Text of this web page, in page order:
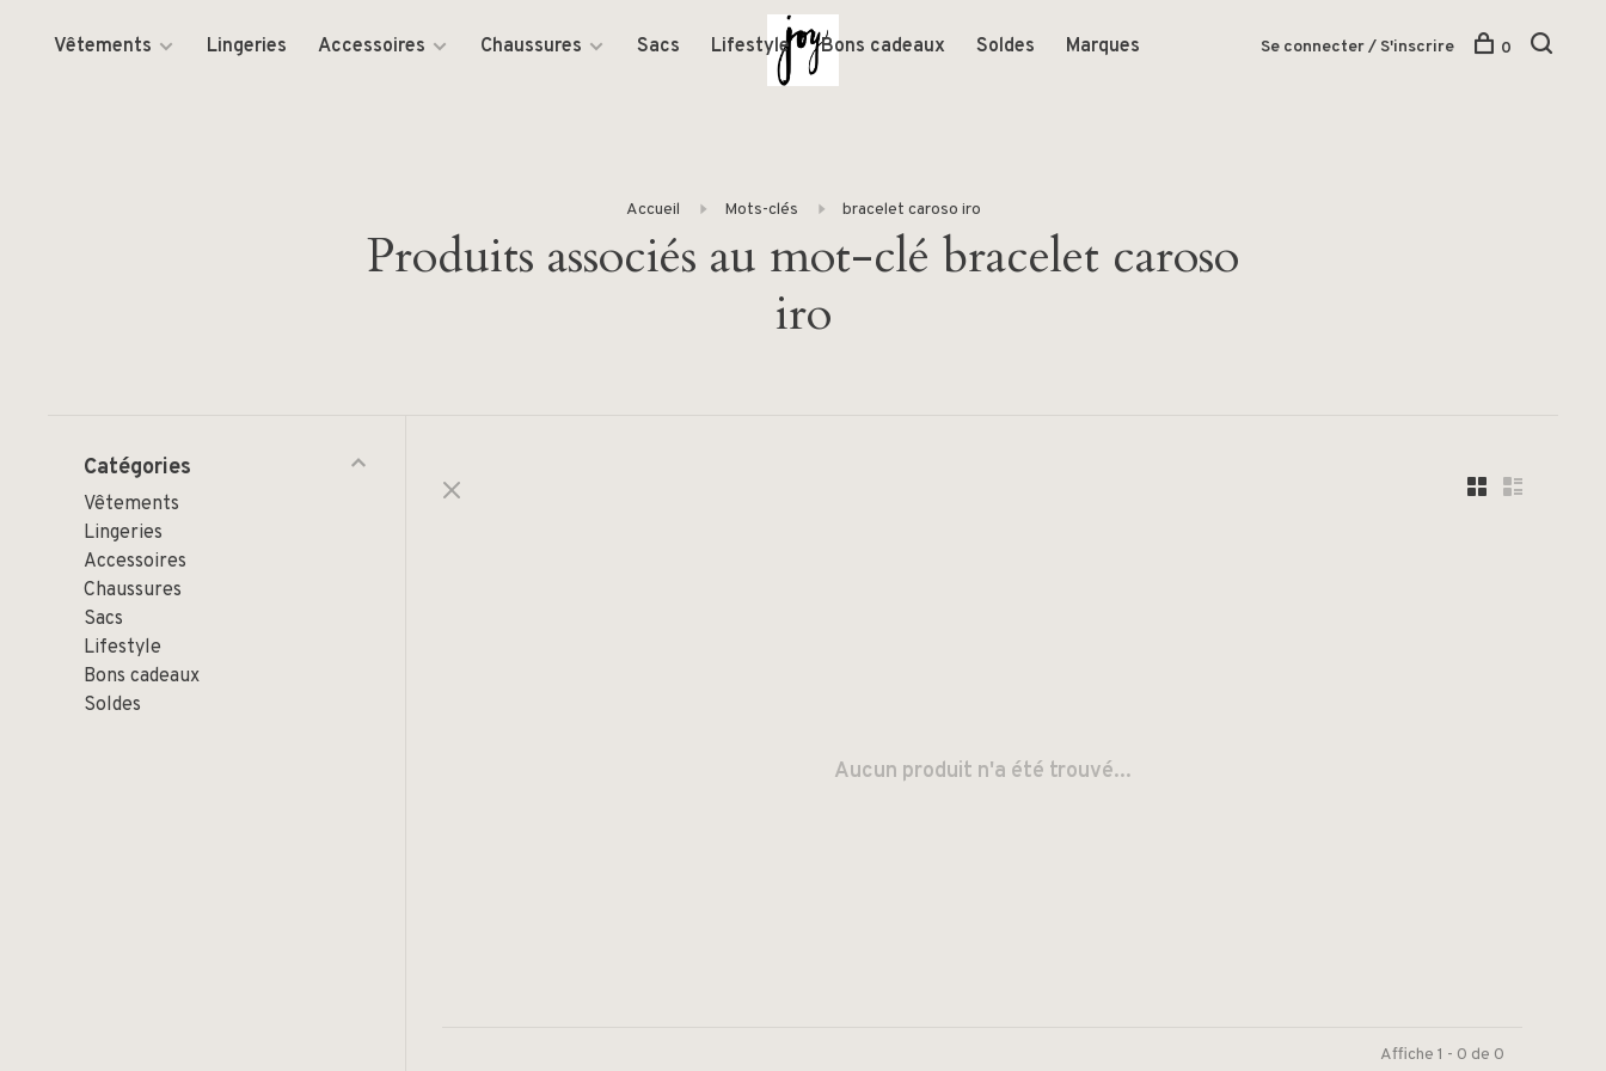
Vêtements Lingeries Accessoires Chaussures Sacs Lifestyle Bons cadeaux Soldes Marques Se connecter / S'inscrire 0
Accueil Mots-clés bracelet caroso iro
Produits associés au mot-clé bracelet caroso
iro
Catégories
Vêtements
Lingeries
Accessoires
Chaussures
Sacs
Lifestyle
Bons cadeaux
Soldes
Aucun produit n'a été trouvé...
Affiche 1 - 0 de 0